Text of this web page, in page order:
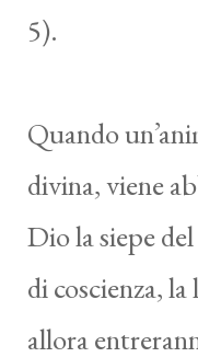
5).
Quando
divina, viene
Dio la siepe
di coscienza,
allora